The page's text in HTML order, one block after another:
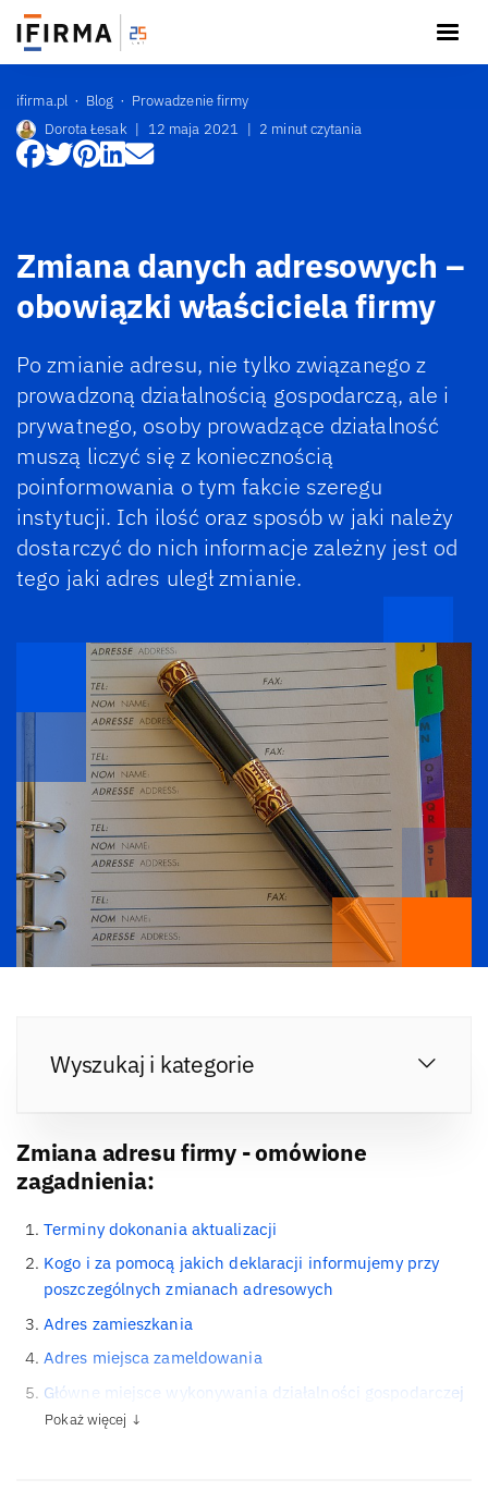
ifirma.pl Blog
Prowadzenie firmy
Dorota Łesak | 12 maja 2021 | 2 minut czytania
Zmiana danych adresowych –
obowiązki właściciela firmy
Po zmianie adresu, nie tylko związanego z
prowadzoną działalnością gospodarczą, ale i
prywatnego, osoby prowadzące działalność
muszą liczyć się z koniecznością
poinformowania o tym fakcie szeregu
instytucji. Ich ilość oraz sposób w jaki należy
dostarczyć do nich informacje zależny jest od
tego jaki adres uległ zmianie.
Wyszukaj i kategorie
Zmiana adresu firmy - omówione
zagadnienia:
Terminy dokonania aktualizacji
Kogo i za pomocą jakich deklaracji informujemy przy
poszczególnych zmianach adresowych
Adres zamieszkania
Adres miejsca zameldowania
Główne miejsce wykonywania działalności gospodarczej
Pokaż więcej ↓